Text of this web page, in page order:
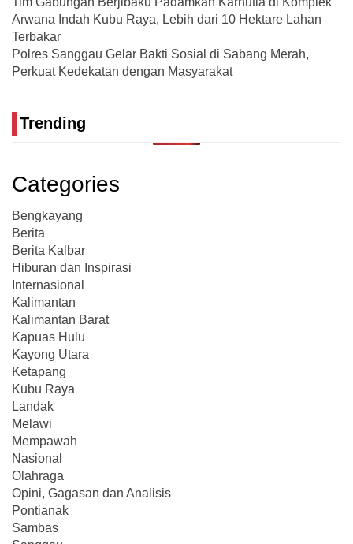
Arwana Indah Kubu Raya, Lebih dari 10 Hektare Lahan
Terbakar
Polres Sanggau Gelar Bakti Sosial di Sabang Merah,
Perkuat Kedekatan dengan Masyarakat
Trending
Categories
Bengkayang
Berita
Berita Kalbar
Hiburan dan Inspirasi
Internasional
Kalimantan
Kalimantan Barat
Kapuas Hulu
Kayong Utara
Ketapang
Kubu Raya
Landak
Melawi
Mempawah
Nasional
Olahraga
Opini, Gagasan dan Analisis
Pontianak
Sambas